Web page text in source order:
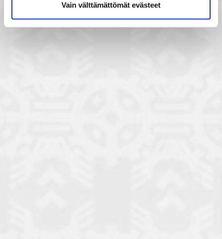
Vain välttämättömät evästeet